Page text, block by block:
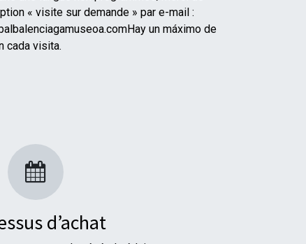
« visite sur demande » par e-mail :
un máximo de
cada visita.
d’achat